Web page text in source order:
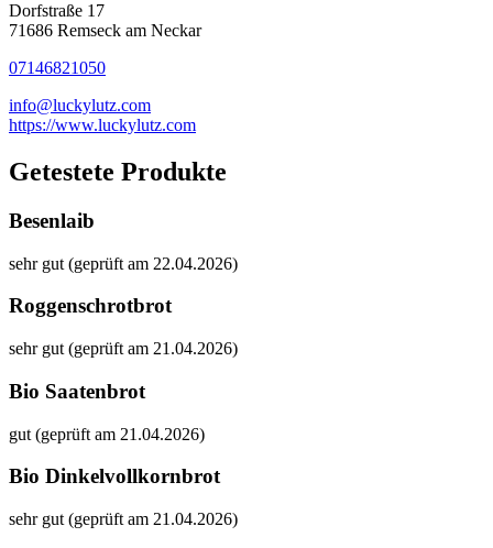
Dorfstraße 17
71686 Remseck am Neckar
07146821050
info@luckylutz.com
https://www.luckylutz.com
Getestete Produkte
Besenlaib
sehr gut (geprüft am 22.04.2026)
Roggenschrotbrot
sehr gut (geprüft am 21.04.2026)
Bio Saatenbrot
gut (geprüft am 21.04.2026)
Bio Dinkelvollkornbrot
sehr gut (geprüft am 21.04.2026)